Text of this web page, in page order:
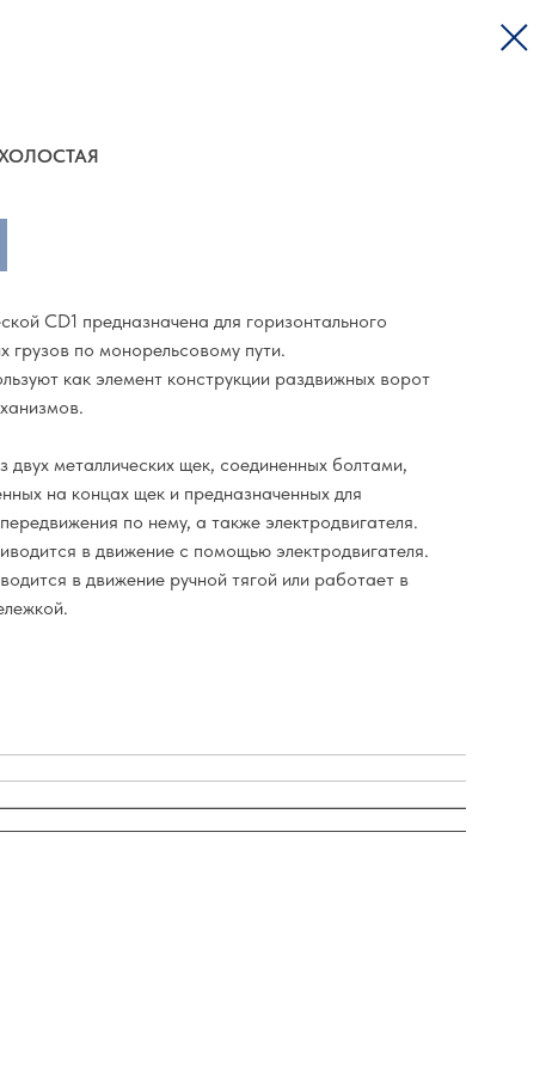
ХОЛОСТАЯ
CD1 предназначена для горизонтального
грузов по монорельсовому пути.
как элемент конструкции раздвижных ворот
двух металлических щек, соединенных болтами,
на концах щек и предназначенных для
по нему, а также электродвигателя.
в движение с помощью электродвигателя.
в движение ручной тягой или работает в